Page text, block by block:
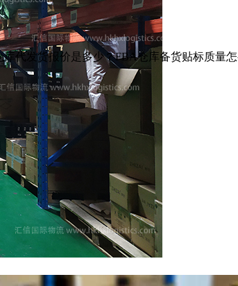
代发货报价是多少？FBA仓库备货贴标质量怎